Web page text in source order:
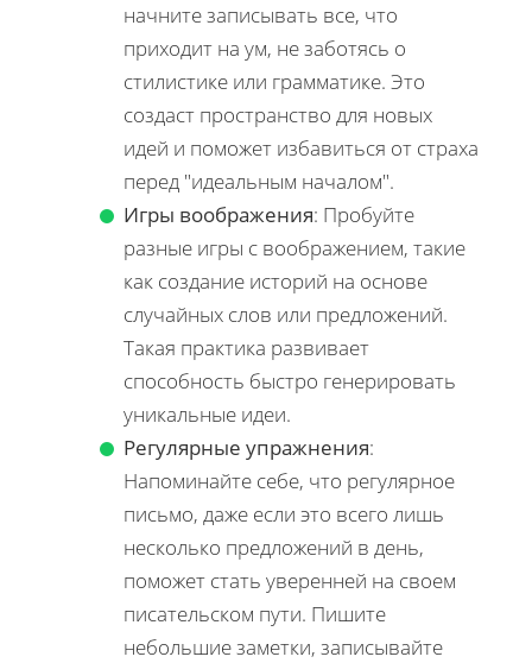
начните записывать все, что
приходит на ум, не заботясь о
стилистике или грамматике. Это
создаст пространство для новых
идей и поможет избавиться от страха
перед "идеальным началом".
Игры воображения: Пробуйте
разные игры с воображением, такие
как создание историй на основе
случайных слов или предложений.
Такая практика развивает
способность быстро генерировать
уникальные идеи.
Регулярные упражнения:
Напоминайте себе, что регулярное
письмо, даже если это всего лишь
несколько предложений в день,
поможет стать уверенней на своем
писательском пути. Пишите
небольшие заметки, записывайте